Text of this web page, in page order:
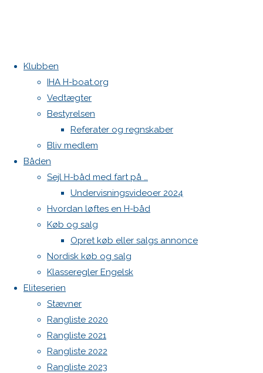
Klubben
IHA H-boat.org
Vedtægter
Bestyrelsen
Referater og regnskaber
Bliv medlem
Båden
Sejl H-båd med fart på …
Undervisningsvideoer 2024
Hvordan løftes en H-båd
Køb og salg
Opret køb eller salgs annonce
Nordisk køb og salg
Klasseregler Engelsk
Eliteserien
Stævner
Rangliste 2020
Rangliste 2021
Rangliste 2022
Rangliste 2023
ligastævne
Træningsdag: Program og forberedelse
Otte-dobbelt verdensmester styrer efter flere
medaljer.
Morten
Kontakt
Klubben: klubben@H-båd.dk
Hjemmeside: web@H-båd.dk
kontakt
Find os på
Seneste på H-båd.dk
Sejl, spilerstrømpe og rullefok-presenning til H-båd:
Log ind